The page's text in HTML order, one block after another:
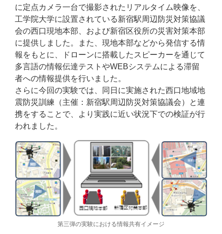
に定点カメラ一台で撮影されたリアルタイム映像を、
工学院大学に設置されている新宿駅周辺防災対策協議
会の西口現地本部、および新宿区役所の災害対策本部
に提供しました。また、現地本部などから発信する情
報をもとに、ドローンに搭載したスピーカーを通じて
多言語の情報伝達テストやWEBシステムによる滞留
者への情報提供を行いました。
さらに今回の実験では、同日に実施された西口地域地
震防災訓練（主催：新宿駅周辺防災対策協議会）と連
携をすることで、より実践に近い状況下での検証が行
われました。
第三弾の実験における情報共有イメージ